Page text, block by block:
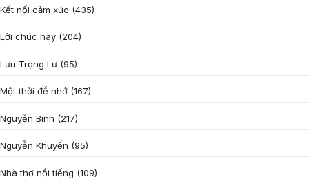
Kết nối cảm xúc (435)
Lời chúc hay (204)
Lưu Trọng Lư (95)
Một thời để nhớ (167)
Nguyễn Bính (217)
Nguyễn Khuyến (95)
Nhà thơ nổi tiếng (109)